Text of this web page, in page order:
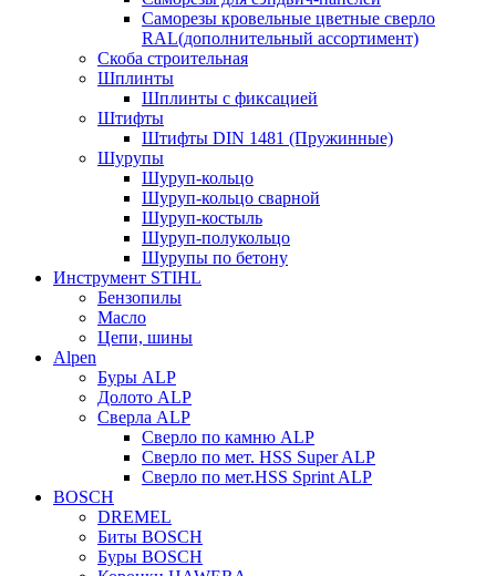
Саморезы кровельные цветные сверло
RAL(дополнительный ассортимент)
Скоба строительная
Шплинты
Шплинты с фиксацией
Штифты
Штифты DIN 1481 (Пружинные)
Шурупы
Шуруп-кольцо
Шуруп-кольцо сварной
Шуруп-костыль
Шуруп-полукольцо
Шурупы по бетону
Инструмент STIHL
Бензопилы
Масло
Цепи, шины
Alpen
Буры ALP
Долото ALP
Сверла ALP
Сверло по камню ALP
Сверло по мет. HSS Super ALP
Сверло по мет.HSS Sprint ALP
BOSCH
DREMEL
Биты BOSCH
Буры BOSCH